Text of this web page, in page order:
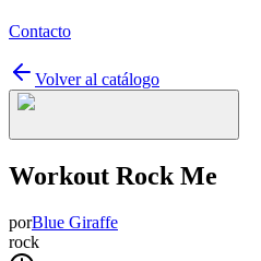
Contacto
Volver al catálogo
Workout Rock Me
porBlue Giraffe
rock